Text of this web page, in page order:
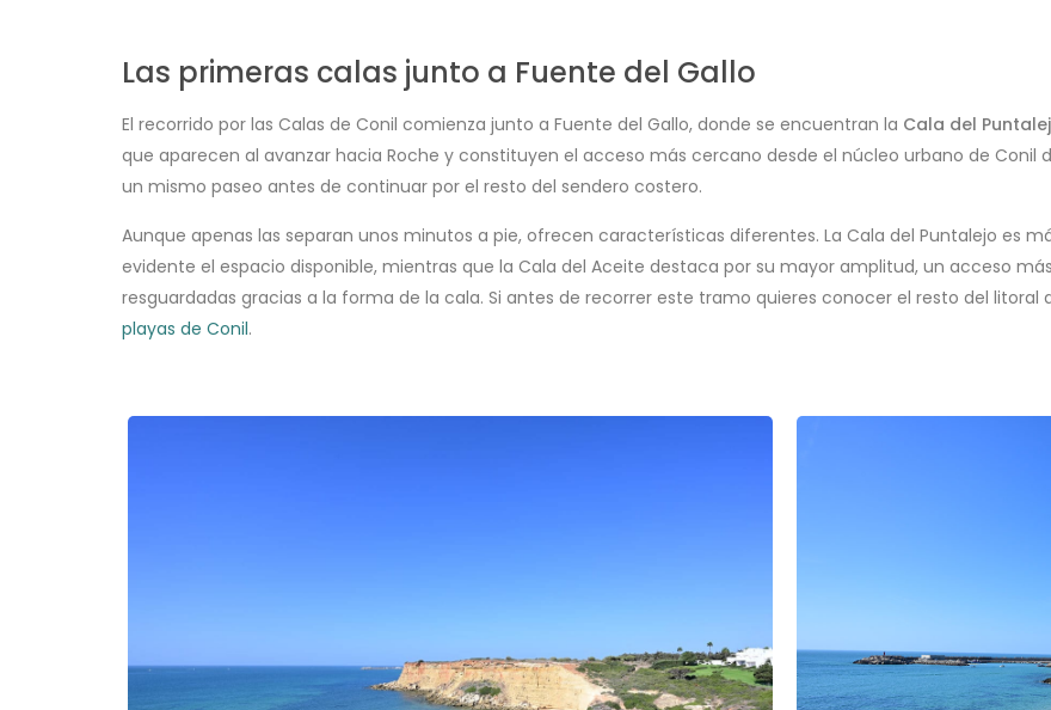
Las primeras calas junto a Fuente del Gallo
El recorrido por las Calas de Conil comienza junto a Fuente del Gallo, donde se encuentran la Cala del
que aparecen al avanzar hacia Roche y constituyen el acceso más cercano desde el núcleo urbano de Conil
un mismo paseo antes de continuar por el resto del sendero costero.
Aunque apenas las separan unos minutos a pie, ofrecen características diferentes. La Cala del Puntalejo es
evidente el espacio disponible, mientras que la Cala del Aceite destaca por su mayor amplitud, un acceso
resguardadas gracias a la forma de la cala. Si antes de recorrer este tramo quieres conocer el resto del
playas de Conil.